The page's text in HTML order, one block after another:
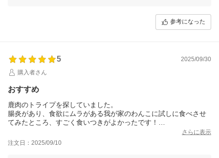
参考になった
5
2025/09/30
購入者さん
おすすめ
鹿肉のトライプを探していました。
腸炎があり、食欲にムラがある我が家のわんこに試しに食べさせ
てみたところ、すごく食いつきがよかったです！
生もあるみたいですが、管理が大変そうなのでドライが好みで
す。
さらに表示
注文日：2025/09/10